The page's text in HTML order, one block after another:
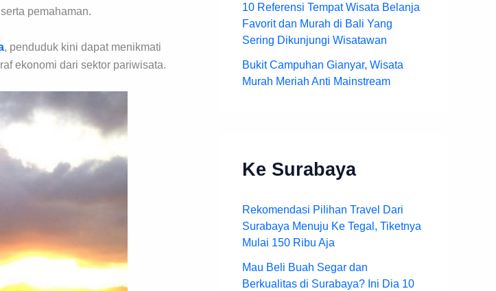
pemahaman.
, penduduk kini dapat menikmati
ekonomi dari sektor pariwisata.
10 Referensi Tempat Wisata Belanja
Favorit dan Murah di Bali Yang
Sering Dikunjungi Wisatawan
Bukit Campuhan Gianyar, Wisata
Murah Meriah Anti Mainstream
Ke Surabaya
Rekomendasi Pilihan Travel Dari
Surabaya Menuju Ke Tegal, Tiketnya
Mulai 150 Ribu Aja
Mau Beli Buah Segar dan
Berkualitas di Surabaya? Ini Dia 10